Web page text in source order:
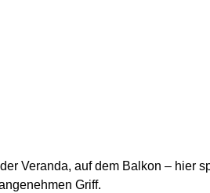
Veranda, auf dem Balkon – hier
Griff.